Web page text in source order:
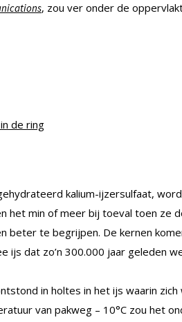
, zou ver onder de
de ring
kalium-ijzersulfaat,
het min of meer bij toeval toen ze
beter te begrijpen. De kernen
ijs dat zo’n 300.000 jaar geleden
in holtes in het ijs waarin zich
van pakweg – 10°C zou het